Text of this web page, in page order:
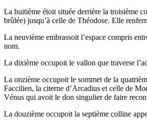
La huitième étoit située derrière la troisième
brûlée) jusqu’à celle de Théodose. Elle
La neuvième embrassoit l’espace compris
nom.
La dixième occupoit le vallon que traverse
La onzième occupoit le sommet de la
Faccilien, la citerne d’Arcadius et celle de
Vénus qui avoit le don singulier de faire
La douzième occupoit la septième colline